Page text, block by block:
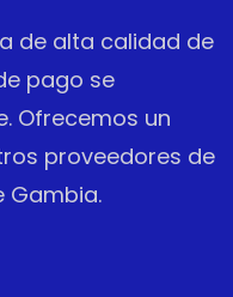
de alta calidad de
pago se
Ofrecemos un
proveedores de
Gambia.